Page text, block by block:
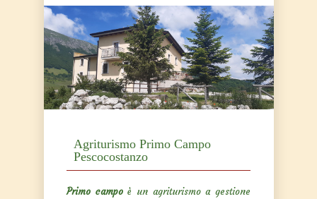
Agriturismo Primo Campo
Pescocostanzo
Primo campoè un agriturismo a gestione